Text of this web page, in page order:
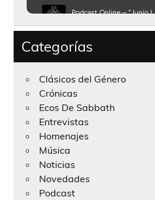
Categorías
Clásicos del Género
Crónicas
Ecos De Sabbath
Entrevistas
Homenajes
Música
Noticias
Novedades
Podcast